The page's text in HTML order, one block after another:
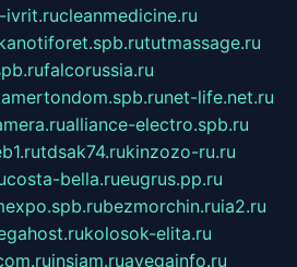
ivrit.rucleanmedicine.ru
tutmassage.ru
falcorussia.ru
net-life.net.ru
alliance-electro.spb.ru
tdsak74.rukinzozo-ru.ru
costa-bella.rueugrus.pp.ru
bezmorchin.ruia2.ru
kolosok-elita.ru
insiam.ruavegainfo.ru